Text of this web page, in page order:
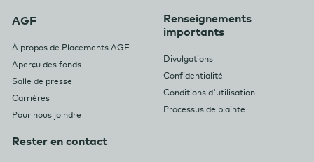
AGF
À propos de Placements AGF
Aperçu des fonds
Salle de presse
Carrières
Pour nous joindre
Renseignements
importants
Divulgations
Confidentialité
Conditions d'utilisation
Processus de plainte
Rester en contact